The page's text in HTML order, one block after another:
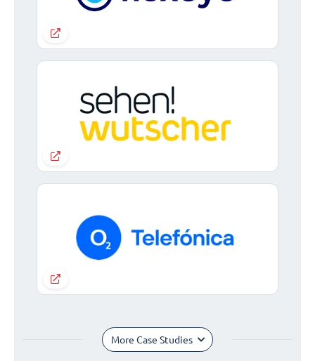
More Case Studies